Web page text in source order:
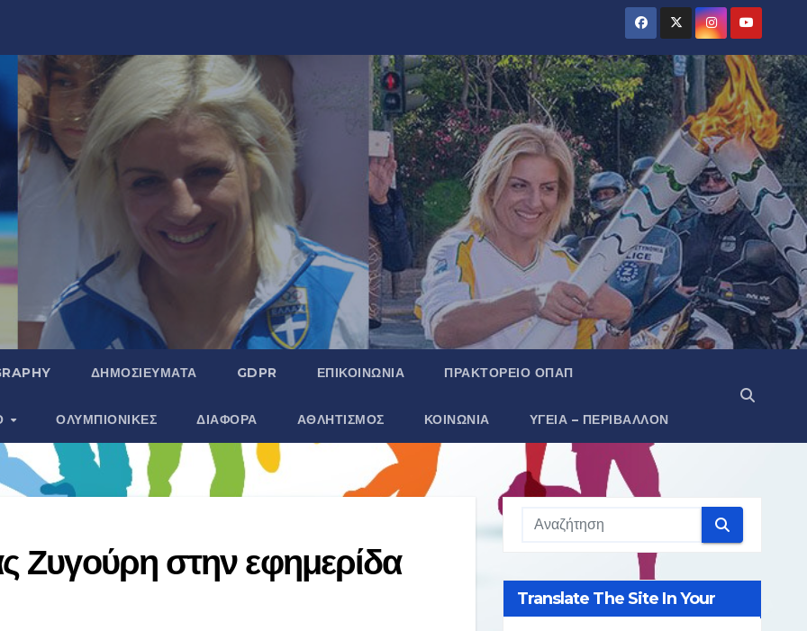
ΔΗΜΟΣΙΕΎΜΑΤΑ GDPR ΕΠΙΚΟΙΝΩΝΊΑ ΠΡΑΚΤΟΡΕΊΟ ΟΠΑΠ
ΟΛΥΜΠΙΟΝΊΚΕΣ ΔΙΆΦΟΡΑ ΑΘΛΗΤΙΣΜΌΣ ΚΟΙΝΩΝΊΑ ΥΓΕΊΑ – ΠΕΡΙΒΆΛΛΟΝ
Ζυγούρη στην εφημερίδα
Translate The Site In Your